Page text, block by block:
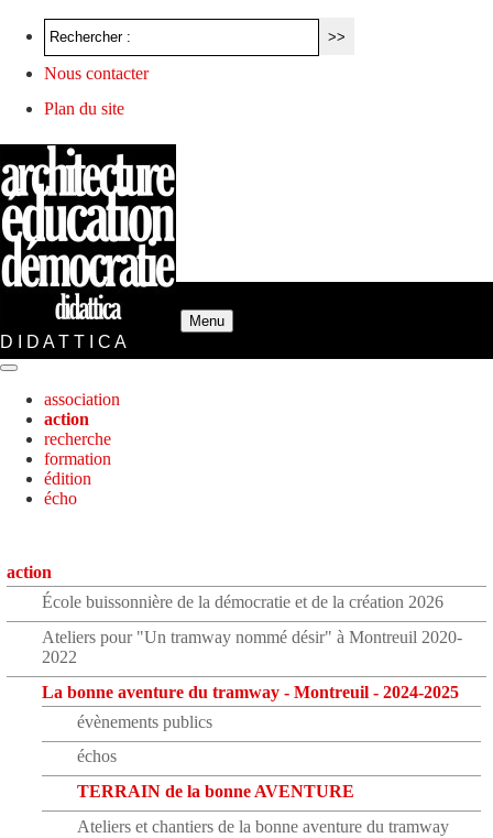
Nous contacter
Plan du site
Menu
D I D A T T I C A
association
action
recherche
formation
édition
écho
action
École buissonnière de la démocratie et de la création 2026
Ateliers pour "Un tramway nommé désir" à Montreuil 2020-
2022
La bonne aventure du tramway - Montreuil - 2024-2025
évènements publics
échos
TERRAIN de la bonne AVENTURE
Ateliers et chantiers de la bonne aventure du tramway